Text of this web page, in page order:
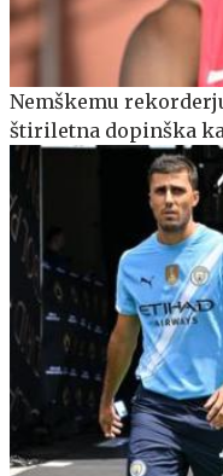
Nemškemu
štiriletna dopinška